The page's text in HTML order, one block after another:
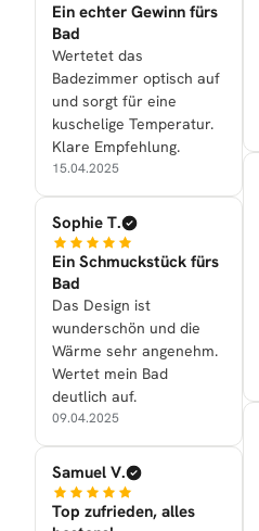
Ein echter Gewinn fürs
Bad
Wertetet das
Badezimmer optisch auf
und sorgt für eine
kuschelige Temperatur.
Klare Empfehlung.
15.04.2025
Sophie T.
Ein Schmuckstück fürs
Bad
Das Design ist
wunderschön und die
Wärme sehr angenehm.
Wertet mein Bad
deutlich auf.
09.04.2025
Samuel V.
Top zufrieden, alles